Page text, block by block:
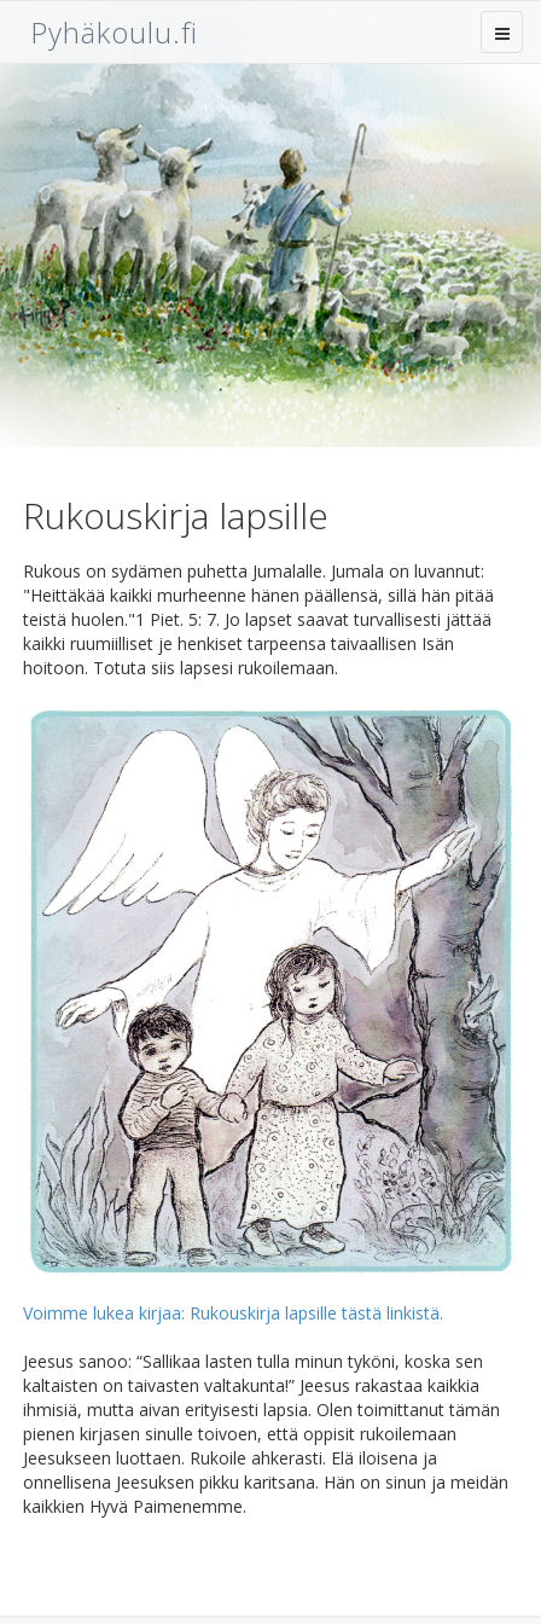
Pyhäkoulu.fi
Rukouskirja lapsille
Rukous on sydämen puhetta Jumalalle. Jumala on luvannut:
"Heittäkää kaikki murheenne hänen päällensä, sillä hän pitää
teistä huolen."1 Piet. 5: 7. Jo lapset saavat turvallisesti jättää
kaikki ruumiilliset je henkiset tarpeensa taivaallisen Isän
hoitoon. Totuta siis lapsesi rukoilemaan.
Voimme lukea kirjaa: Rukouskirja lapsille tästä linkistä.
Jeesus sanoo: “Sallikaa lasten tulla minun tyköni, koska sen
kaltaisten on taivasten valtakunta!” Jeesus rakastaa kaikkia
ihmisiä, mutta aivan erityisesti lapsia. Olen toimittanut tämän
pienen kirjasen sinulle toivoen, että oppisit rukoilemaan
Jeesukseen luottaen. Rukoile ahkerasti. Elä iloisena ja
onnellisena Jeesuksen pikku karitsana. Hän on sinun ja meidän
kaikkien Hyvä Paimenemme.